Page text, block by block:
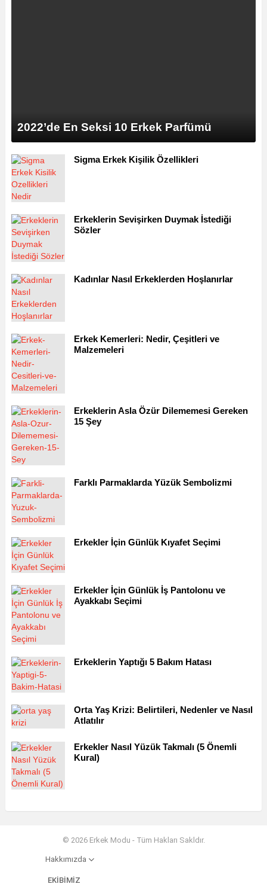
2022’de En Seksi 10 Erkek Parfümü
Sigma Erkek Kişilik Özellikleri
Erkeklerin Sevişirken Duymak İstediği
Sözler
Kadınlar Nasıl Erkeklerden Hoşlanırlar
Erkek Kemerleri: Nedir, Çeşitleri ve
Malzemeleri
Erkeklerin Asla Özür Dilememesi Gereken
15 Şey
Farklı Parmaklarda Yüzük Sembolizmi
Erkekler İçin Günlük Kıyafet Seçimi
Erkekler İçin Günlük İş Pantolonu ve
Ayakkabı Seçimi
Erkeklerin Yaptığı 5 Bakım Hatası
Orta Yaş Krizi: Belirtileri, Nedenler ve Nasıl
Atlatılır
Erkekler Nasıl Yüzük Takmalı (5 Önemli
Kural)
© 2026 Erkek Modu - Tüm Hakları Sakldır.
Hakkımızda
EKIBIMIZ